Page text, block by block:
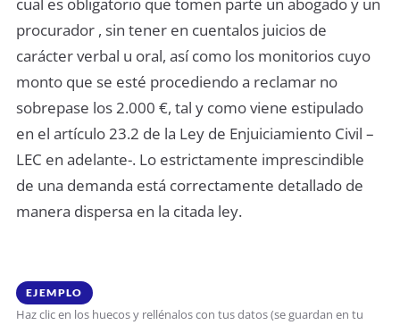
procurador , sin tener en cuentalos juicios de
carácter verbal u oral, así como los monitorios cuyo
monto que se esté procediendo a reclamar no
sobrepase los 2.000 €, tal y como viene estipulado
en el artículo 23.2 de la Ley de Enjuiciamiento Civil –
LEC en adelante-. Lo estrictamente imprescindible
de una demanda está correctamente detallado de
manera dispersa en la citada ley.
EJEMPLO
Haz clic en los huecos y rellénalos con tus datos (se guardan en tu